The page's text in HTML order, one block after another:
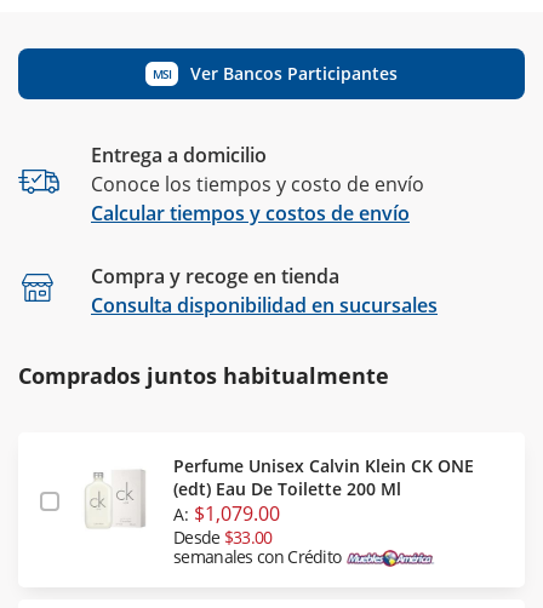
MSI Ver Bancos Participantes
Entrega a domicilio
Conoce los tiempos y costo de envío
Calcular tiempos y costos de envío
Compra y recoge en tienda
Consulta disponibilidad en sucursales
Comprados juntos habitualmente
Perfume Unisex Calvin Klein CK ONE
(edt) Eau De Toilette 200 Ml
A: $1,079.00
Desde $33.00
semanales con Crédito